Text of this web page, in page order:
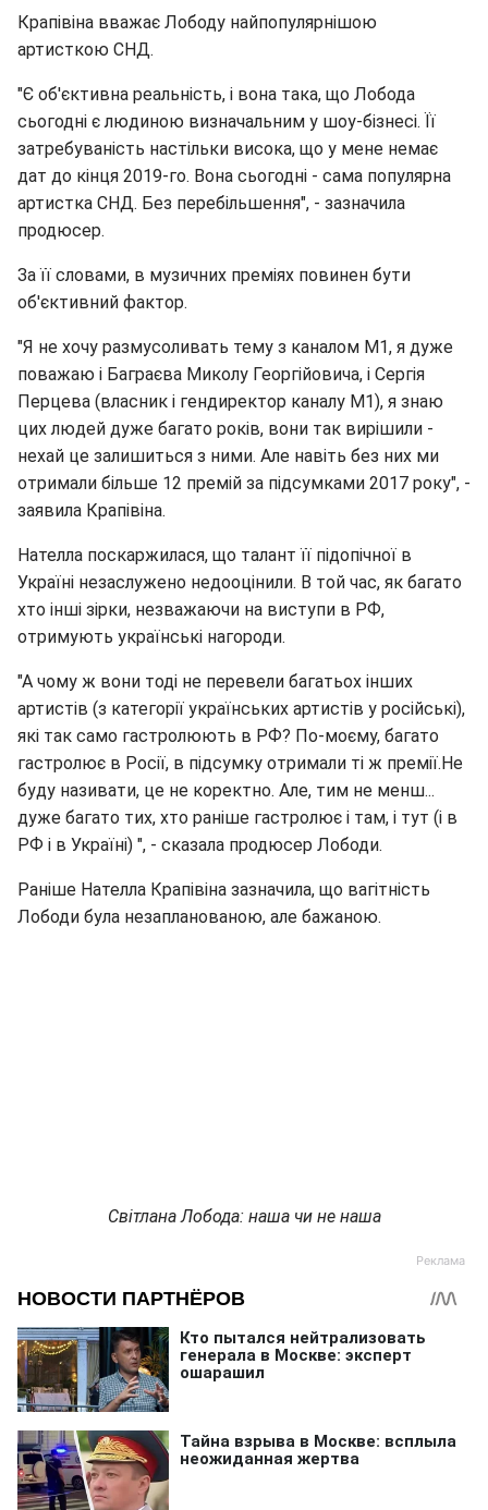
Крапівіна вважає Лободу найпопулярнішою
артисткою СНД.
"Є об'єктивна реальність, і вона така, що Лобода
сьогодні є людиною визначальним у шоу-бізнесі. Її
затребуваність настільки висока, що у мене немає
дат до кінця 2019-го. Вона сьогодні - сама популярна
артистка СНД. Без перебільшення", - зазначила
продюсер.
За її словами, в музичних преміях повинен бути
об'єктивний фактор.
"Я не хочу размусоливать тему з каналом М1, я дуже
поважаю і Баграєва Миколу Георгійовича, і Сергія
Перцева (власник і гендиректор каналу М1), я знаю
цих людей дуже багато років, вони так вирішили -
нехай це залишиться з ними. Але навіть без них ми
отримали більше 12 премій за підсумками 2017 року", -
заявила Крапівіна.
Нателла поскаржилася, що талант її підопічної в
Україні незаслужено недооцінили. В той час, як багато
хто інші зірки, незважаючи на виступи в РФ,
отримують українські нагороди.
"А чому ж вони тоді не перевели багатьох інших
артистів (з категорії українських артистів у російські),
які так само гастролюють в РФ? По-моєму, багато
гастролює в Росії, в підсумку отримали ті ж премії.Не
буду називати, це не коректно. Але, тим не менш...
дуже багато тих, хто раніше гастролює і там, і тут (і в
РФ і в Україні) ", - сказала продюсер Лободи.
Раніше Нателла Крапівіна зазначила, що вагітність
Лободи була незапланованою, але бажаною.
Світлана Лобода: наша чи не наша